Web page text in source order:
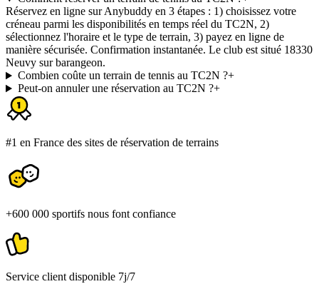
Réservez en ligne sur Anybuddy en 3 étapes : 1) choisissez votre
créneau parmi les disponibilités en temps réel du TC2N, 2)
sélectionnez l'horaire et le type de terrain, 3) payez en ligne de
manière sécurisée. Confirmation instantanée. Le club est situé 18330
Neuvy sur barangeon.
Combien coûte un terrain de tennis au TC2N ?+
Peut-on annuler une réservation au TC2N ?+
#1 en France des sites de réservation de terrains
+600 000 sportifs nous font confiance
Service client disponible 7j/7